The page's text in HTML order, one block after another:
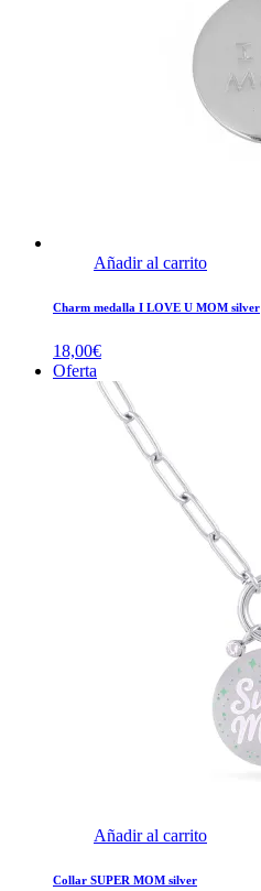
Añadir al carrito
Charm medalla I LOVE U MOM silver
18,00€
Oferta
Añadir al carrito
Collar SUPER MOM silver